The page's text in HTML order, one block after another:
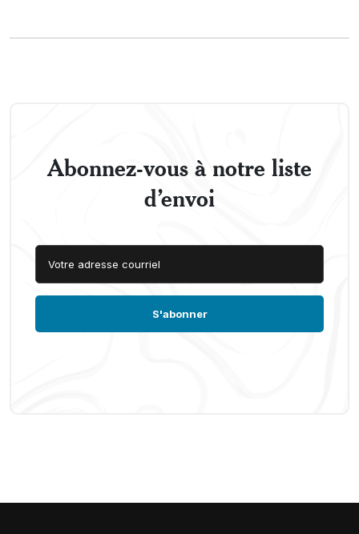
Abonnez-vous à notre liste
d’envoi